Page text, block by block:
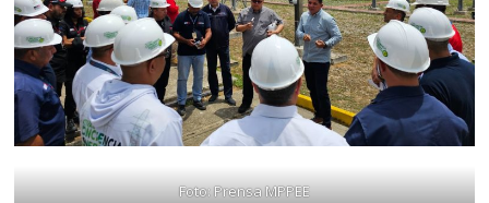
Foto: Prensa MPPEE